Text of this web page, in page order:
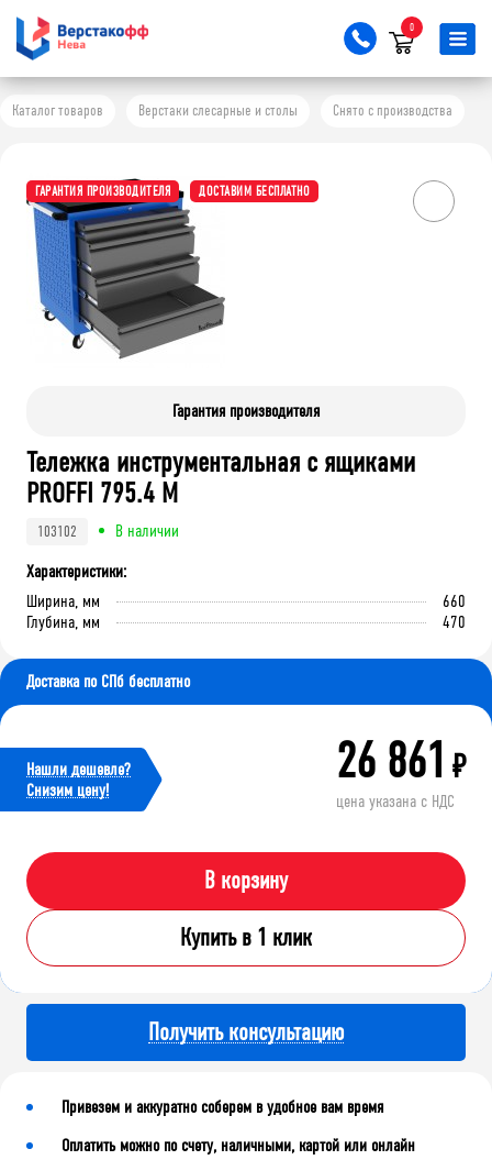
0
Каталог товаров Верстаки слесарные и столы Снято с производства
ГАРАНТИЯ ПРОИЗВОДИТЕЛЯ ДОСТАВИМ БЕСПЛАТНО
Гарантия производителя
Тележка инструментальная с ящиками
PROFFI 795.4 М
103102
В наличии
Характеристики:
Ширина, мм
660
Глубина, мм
470
Доставка по СПб бесплатно
Нашли дешевле?
Cнизим цену!
26 861 ₽
цена указана с НДС
В корзину
Купить в 1 клик
Получить консультацию
Привезем и аккуратно соберем в удобное вам время
Оплатить можно по счету, наличными, картой или онлайн